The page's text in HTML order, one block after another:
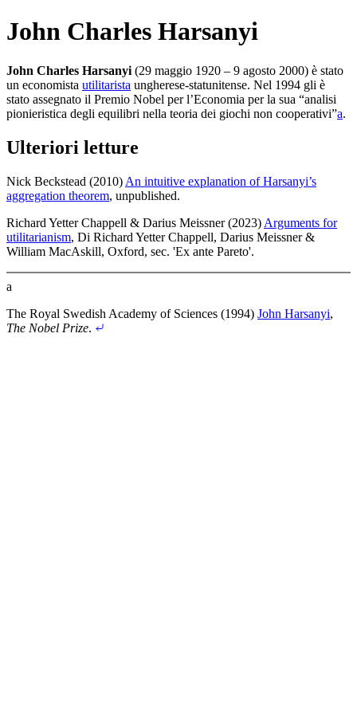
John Charles Harsanyi
John Charles Harsanyi (29 maggio 1920 – 9 agosto 2000) è stato
un economista utilitarista ungherese-statunitense. Nel 1994 gli è
stato assegnato il Premio Nobel per l’Economia per la sua “analisi
pionieristica degli equilibri nella teoria dei giochi non cooperativi”⁠a.
Ulteriori letture
Nick Beckstead (2010) An intuitive explanation of Harsanyi’s
aggregation theorem, unpublished.
Richard Yetter Chappell & Darius Meissner (2023) Arguments for
utilitarianism, Di Richard Yetter Chappell, Darius Meissner &
William MacAskill, Oxford, sec. 'Ex ante Pareto'.
a
The Royal Swedish Academy of Sciences (1994) John Harsanyi,
The Nobel Prize.